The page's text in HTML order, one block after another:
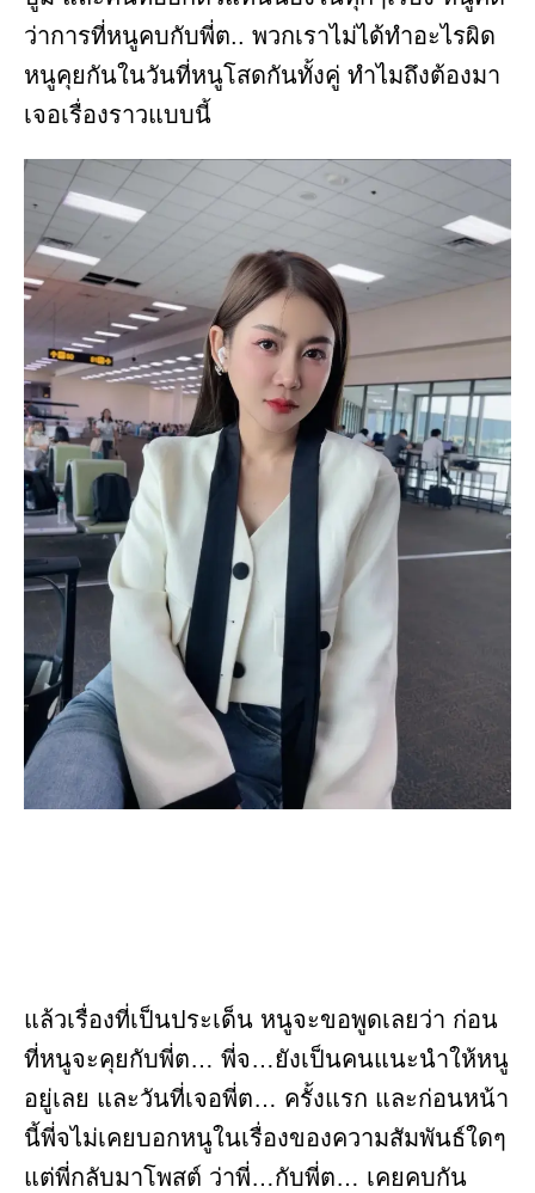
ว่าการที่หนูคบกับพี่ต.. พวกเราไม่ได้ทำอะไรผิด
หนูคุยกันในวันที่หนูโสดกันทั้งคู่ ทำไมถึงต้องมา
เจอเรื่องราวแบบนี้
แล้วเรื่องที่เป็นประเด็น หนูจะขอพูดเลยว่า ก่อน
ที่หนูจะคุยกับพี่ต… พี่จ…ยังเป็นคนแนะนำให้หนู
อยู่เลย และวันที่เจอพี่ต… ครั้งแรก และก่อนหน้า
นี้พี่จไม่เคยบอกหนูในเรื่องของความสัมพันธ์ใดๆ
แต่พี่กลับมาโพสต์ ว่าพี่…กับพี่ต… เคยคบกัน